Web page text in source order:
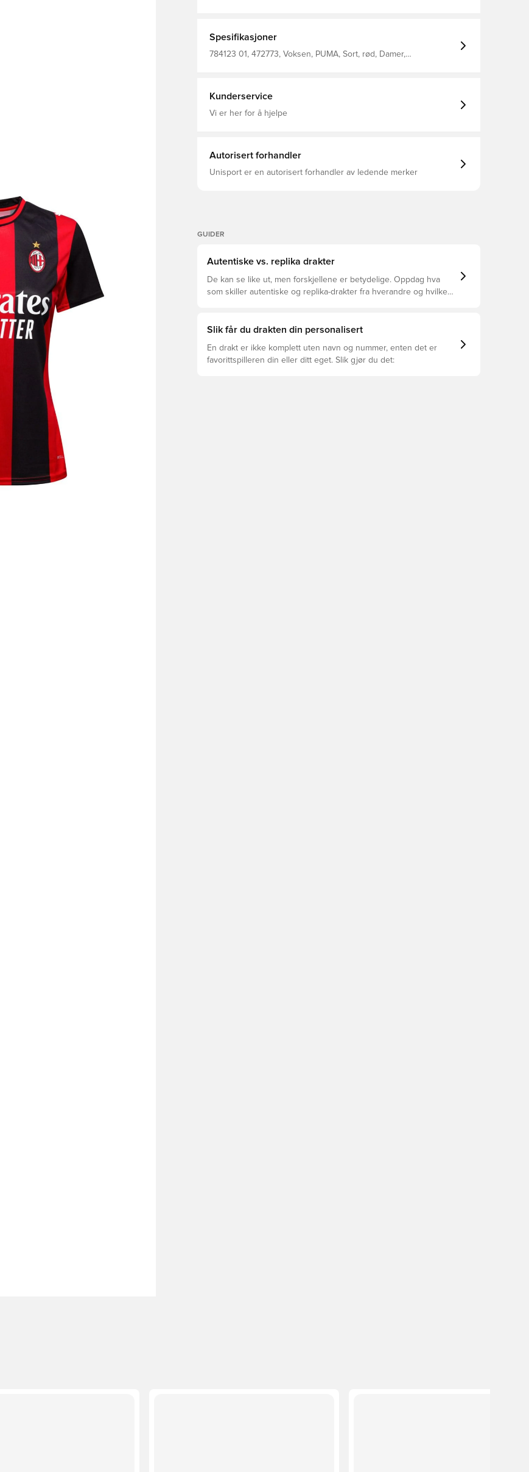
Spesifikasjoner
784123 01, 472773, Voksen, PUMA, Sort, rød, Damer,
Wicking, Chemical Recycling - Drycell (Fun/001)
Kunderservice
Vi er her for å hjelpe
Autorisert forhandler
Unisport er en autorisert forhandler av ledende merker
GUIDER
Autentiske vs. replika drakter
De kan se like ut, men forskjellene er betydelige. Oppdag hva
som skiller autentiske og replika-drakter fra hverandre og hvilken
Slik får du drakten din personalisert
En drakt er ikke komplett uten navn og nummer, enten det er
favorittspilleren din eller ditt eget. Slik gjør du det: